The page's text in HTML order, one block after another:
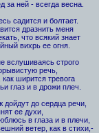
за ней - всегда весна.
садится и болтает.
дразнить меня
что всякий знает
вихрь ее огня.
вслушиваясь строго
речь,
ширится тревога
глаз и в дрожи плеч.
дойдут до сердца речи,
ее духи,
в глаза и в плечи,
ветер, как в стихи,-